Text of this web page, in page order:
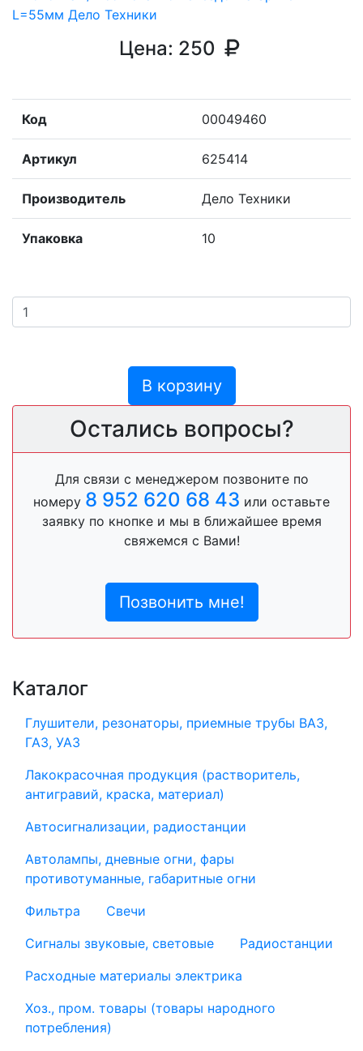
Цена: 250
Код 00049460
Артикул 625414
Производитель Дело Техники
Упаковка 10
В корзину
Остались вопросы?
Для связи с менеджером позвоните по
номеру 8 952 620 68 43 или оставьте
заявку по кнопке и мы в ближайшее время
свяжемся с Вами!
Позвонить мне!
Каталог
Глушители, резонаторы, приемные трубы ВАЗ,
ГАЗ, УАЗ
Лакокрасочная продукция (растворитель,
антигравий, краска, материал)
Автосигнализации, радиостанции
Автолампы, дневные огни, фары
противотуманные, габаритные огни
Фильтра
Свечи
Сигналы звуковые, световые
Радиостанции
Расходные материалы электрика
Хоз., пром. товары (товары народного
потребления)